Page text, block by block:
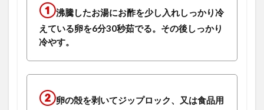
①沸騰したお湯にお酢を少し入れしっかり冷
えている卵を6分30秒茹でる。その後しっかり
冷やす。
②卵の殻を剥いてジップロック、又は食品用